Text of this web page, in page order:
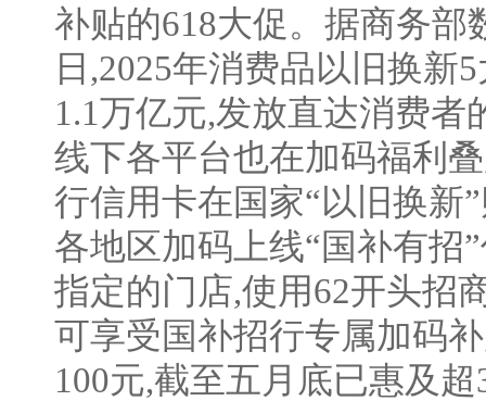
补贴的618大促。据商务部
日,2025年消费品以旧换新
1.1万亿元,发放直达消费者
线下各平台也在加码福利
行信用卡在国家“以旧换新
各地区加码上线“国补有招
指定的门店,使用62开头招
可享受国补招行专属加码
100元,截至五月底已惠及